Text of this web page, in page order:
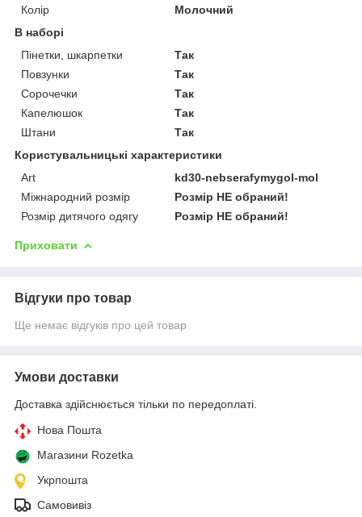
Колір
Молочний
В наборі
Пінетки, шкарпетки
Так
Повзунки
Так
Сорочечки
Так
Капелюшок
Так
Штани
Так
Користувальницькі характеристики
Art
kd30-nebserafymygol-mol
Міжнародний розмір
Розмір НЕ обраний!
Розмір дитячого одягу
Розмір НЕ обраний!
Приховати
Відгуки про товар
Ще немає відгуків про цей товар
Умови доставки
Доставка здійснюється тільки по передоплаті.
Нова Пошта
Магазини Rozetka
Укрпошта
Самовивіз